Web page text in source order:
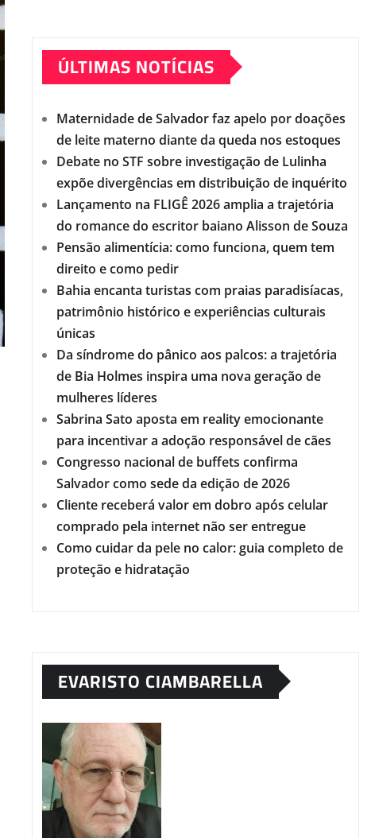
ÚLTIMAS NOTÍCIAS
Maternidade de Salvador faz apelo por doações
de leite materno diante da queda nos estoques
Debate no STF sobre investigação de Lulinha
expõe divergências em distribuição de inquérito
Lançamento na FLIGÊ 2026 amplia a trajetória
do romance do escritor baiano Alisson de Souza
Pensão alimentícia: como funciona, quem tem
direito e como pedir
Bahia encanta turistas com praias paradisíacas,
patrimônio histórico e experiências culturais
únicas
Da síndrome do pânico aos palcos: a trajetória
de Bia Holmes inspira uma nova geração de
mulheres líderes
Sabrina Sato aposta em reality emocionante
para incentivar a adoção responsável de cães
Congresso nacional de buffets confirma
Salvador como sede da edição de 2026
Cliente receberá valor em dobro após celular
comprado pela internet não ser entregue
Como cuidar da pele no calor: guia completo de
proteção e hidratação
EVARISTO CIAMBARELLA